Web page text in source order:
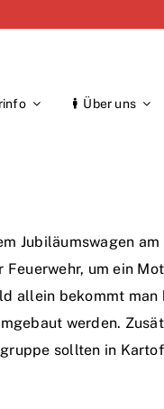
Über uns
Jubiläumswagen
um ein
allein bekommt man
werden.
sollten in